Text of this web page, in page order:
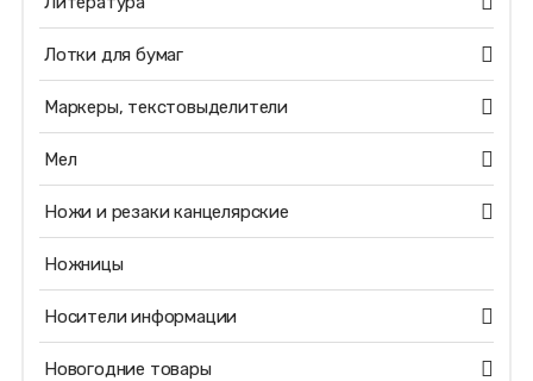
Лотки для бумаг
Маркеры, текстовыделители
Мел
Ножи и резаки канцелярские
Ножницы
Носители информации
Новогодние товары